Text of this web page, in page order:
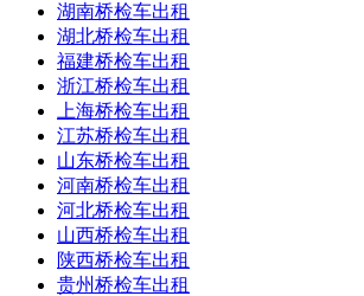
湖南桥检车出租
湖北桥检车出租
福建桥检车出租
浙江桥检车出租
上海桥检车出租
江苏桥检车出租
山东桥检车出租
河南桥检车出租
河北桥检车出租
山西桥检车出租
陕西桥检车出租
贵州桥检车出租